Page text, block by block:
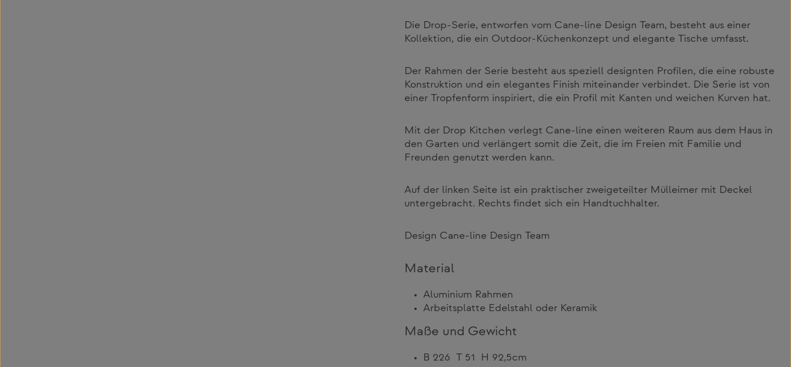
Die Drop-Serie, entworfen vom Cane-line Design Team, besteht aus einer
Kollektion, die ein Outdoor-Küchenkonzept und elegante Tische umfasst.
Der Rahmen der Serie besteht aus speziell designten Profilen, die eine robuste
Konstruktion und ein elegantes Finish miteinander verbindet. Die Serie ist von
einer Tropfenform inspiriert, die ein Profil mit Kanten und weichen Kurven hat.
Mit der Drop Kitchen verlegt Cane-line einen weiteren Raum aus dem Haus in
den Garten und verlängert somit die Zeit, die im Freien mit Familie und
Freunden genutzt werden kann.
Auf der linken Seite ist ein praktischer zweigeteilter Mülleimer mit Deckel
untergebracht. Rechts findet sich ein Handtuchhalter.
Design Cane-line Design Team
Material
Aluminium Rahmen
Arbeitsplatte Edelstahl oder Keramik
Maße und Gewicht
B 226 T 51 H 92,5cm